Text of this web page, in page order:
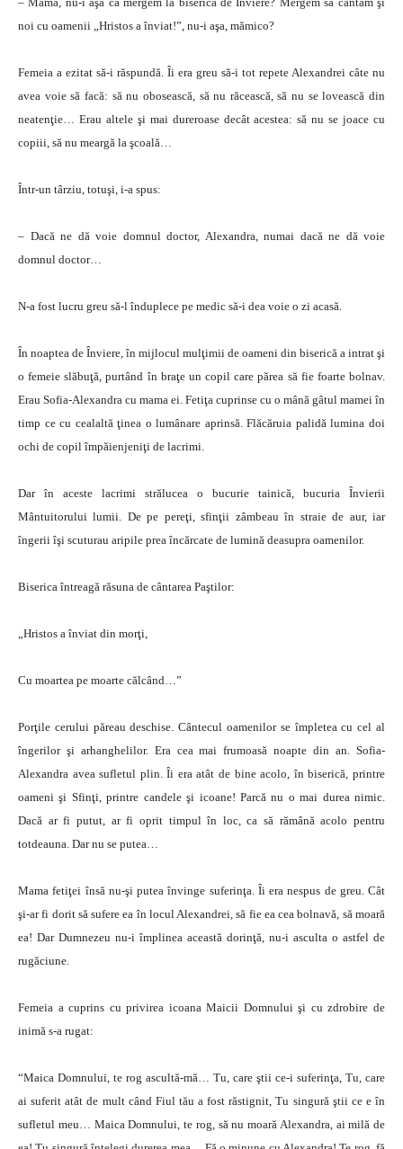
noi cu oamenii „Hristos a înviat!”, nu-i aşa, mămico?
Femeia a ezitat să-i răspundă. Îi era greu să-i tot repete Alexandrei câte nu
avea voie să facă: să nu obosească, să nu răcească, să nu se lovească din
neatenţie… Erau altele şi mai dureroase decât acestea: să nu se joace cu
copiii, să nu meargă la şcoală…
Într-un târziu, totuşi, i-a spus:
– Dacă ne dă voie domnul doctor, Alexandra, numai dacă ne dă voie
domnul doctor…
N-a fost lucru greu să-l înduplece pe medic să-i dea voie o zi acasă.
În noaptea de Înviere, în mijlocul mulţimii de oameni din biserică a intrat şi
o femeie slăbuţă, purtând în braţe un copil care părea să fie foarte bolnav.
Erau Sofia-Alexandra cu mama ei. Fetiţa cuprinse cu o mână gâtul mamei în
timp ce cu cealaltă ţinea o lumânare aprinsă. Flăcăruia palidă lumina doi
ochi de copil împăienjeniţi de lacrimi.
Dar în aceste lacrimi strălucea o bucurie tainică, bucuria Învierii
Mântuitorului lumii. De pe pereţi, sfinţii zâmbeau în straie de aur, iar
îngerii îşi scuturau aripile prea încărcate de lumină deasupra oamenilor.
Biserica întreagă răsuna de cântarea Paştilor:
„Hristos a înviat din morţi,
Cu moartea pe moarte călcând…”
Porţile cerului păreau deschise. Cântecul oamenilor se împletea cu cel al
îngerilor şi arhanghelilor. Era cea mai frumoasă noapte din an. Sofia-
Alexandra avea sufletul plin. Îi era atât de bine acolo, în biserică, printre
oameni şi Sfinţi, printre candele şi icoane! Parcă nu o mai durea nimic.
Dacă ar fi putut, ar fi oprit timpul în loc, ca să rămână acolo pentru
totdeauna. Dar nu se putea…
Mama fetiţei însă nu-şi putea învinge suferinţa. Îi era nespus de greu. Cât
şi-ar fi dorit să sufere ea în locul Alexandrei, să fie ea cea bolnavă, să moară
ea! Dar Dumnezeu nu-i împlinea această dorinţă, nu-i asculta o astfel de
rugăciune.
Femeia a cuprins cu privirea icoana Maicii Domnului şi cu zdrobire de
inimă s-a rugat:
“Maica Domnului, te rog ascultă-mă… Tu, care ştii ce-i suferinţa, Tu, care
ai suferit atât de mult când Fiul tău a fost răstignit, Tu singură ştii ce e în
sufletul meu… Maica Domnului, te rog, să nu moară Alexandra, ai milă de